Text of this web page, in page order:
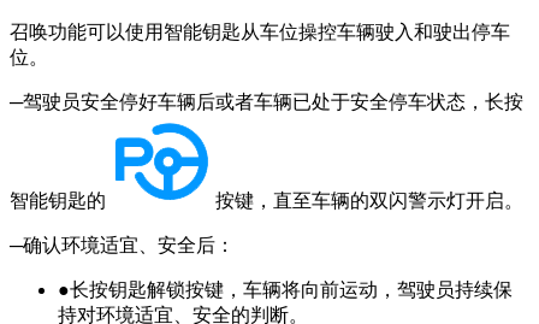
召唤功能可以使用智能钥匙从车位操控车辆驶入和驶出停车
位。
─驾驶员安全停好车辆后或者车辆已处于安全停车状态，长按
智能钥匙的 按键，直至车辆的双闪警示灯开启。
─确认环境适宜、安全后：
●长按钥匙解锁按键，车辆将向前运动，驾驶员持续保
持对环境适宜、安全的判断。